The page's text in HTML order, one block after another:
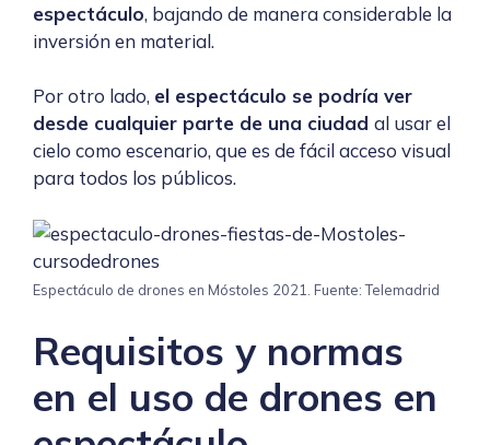
espectáculo, bajando de manera considerable la
inversión en material.
Por otro lado, el espectáculo se podría ver
desde cualquier parte de una ciudad al usar el
cielo como escenario, que es de fácil acceso visual
para todos los públicos.
Espectáculo de drones en Móstoles 2021. Fuente: Telemadrid
Requisitos y normas
en el uso de drones en